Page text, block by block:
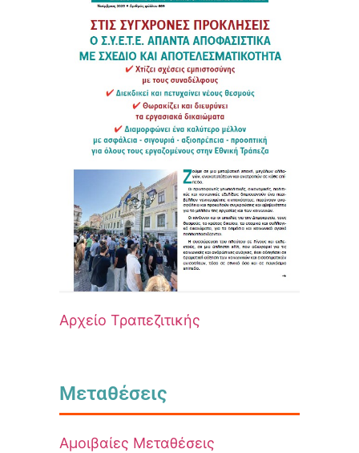
Αρχείο Τραπεζιτικής
Μεταθέσεις
Αμοιβαίες Μεταθέσεις